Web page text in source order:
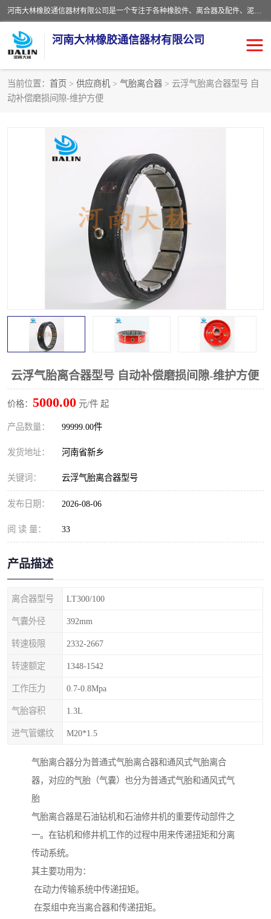
河南大林橡胶通信器材有限公司是一个专注于各种橡胶件、离合器及配件、泥浆泵及配件等产品设计制造和加工的企业。产品应用于矿山、冶金、石油、钢铁、化工、水泥、船舶、造纸、通用机械等各种大功率机械传动或制动装置。
河南大林橡胶通信器材有限公司
当前位置： 首页 > 供应商机 > 气胎离合器 > 云浮气胎离合器型号 自
动补偿磨损间隙-维护方便
云浮气胎离合器型号 自动补偿磨损间隙-维护方便
价格： 5000.00 元/件 起
产品数量： 99999.00件
发货地址： 河南省新乡
关键词： 云浮气胎离合器型号
发布日期： 2026-08-06
阅 读 量： 33
产品描述
离合器型号 LT300/100
气囊外径 392mm
转速极限 2332-2667
转速额定 1348-1542
工作压力 0.7-0.8Mpa
气胎容积 1.3L
进气管螺纹 M20*1.5
气胎离合器分为普通式气胎离合器和通风式气胎离合
器，对应的气胎（气囊）也分为普通式气胎和通风式气
胎
气胎离合器是石油钻机和石油修井机的重要传动部件之
一。在钻机和修井机工作的过程中用来传递扭矩和分离
传动系统。
其主要功用为：
在动力传输系统中传递扭矩。
在泵组中充当离合器和传递扭矩。
推盘离合器
VC离合器
PO隔膜离合器 气胎离合器
泥浆泵空气包胶囊 气动元件
DY隔膜式离合器 CB离合器
实芯轮胎
联轴器
橡胶件 液力端配件